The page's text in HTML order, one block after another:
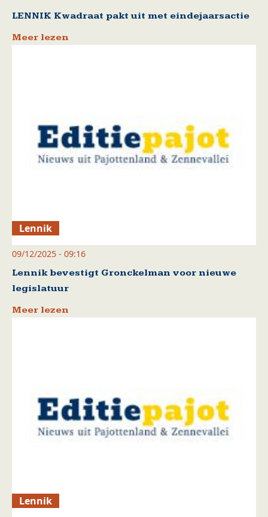
LENNIK Kwadraat pakt uit met eindejaarsactie
Meer lezen
Lennik
09/12/2025 - 09:16
Lennik bevestigt Gronckelman voor nieuwe
legislatuur
Meer lezen
Lennik